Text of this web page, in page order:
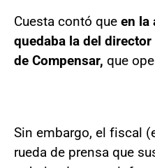
Cuesta contó que en la
quedaba la del
de Compensar, que
Sin embargo, el fiscal
rueda de prensa que